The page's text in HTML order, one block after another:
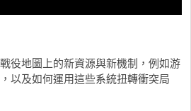
役地圖上的新資源與新機制，例如游
以及如何運用這些系統扭轉衝突局